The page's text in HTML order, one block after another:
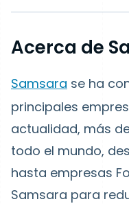
Acerca de
Samsara se ha
principales
actualidad, más
todo el mundo,
hasta empresas
Samsara para